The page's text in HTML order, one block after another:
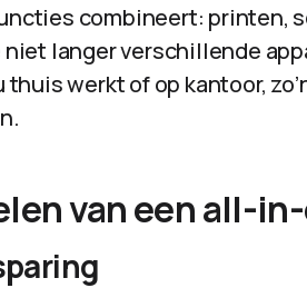
combineert: printen,
langer verschillende
thuis werkt of op kantoor,
van een all-